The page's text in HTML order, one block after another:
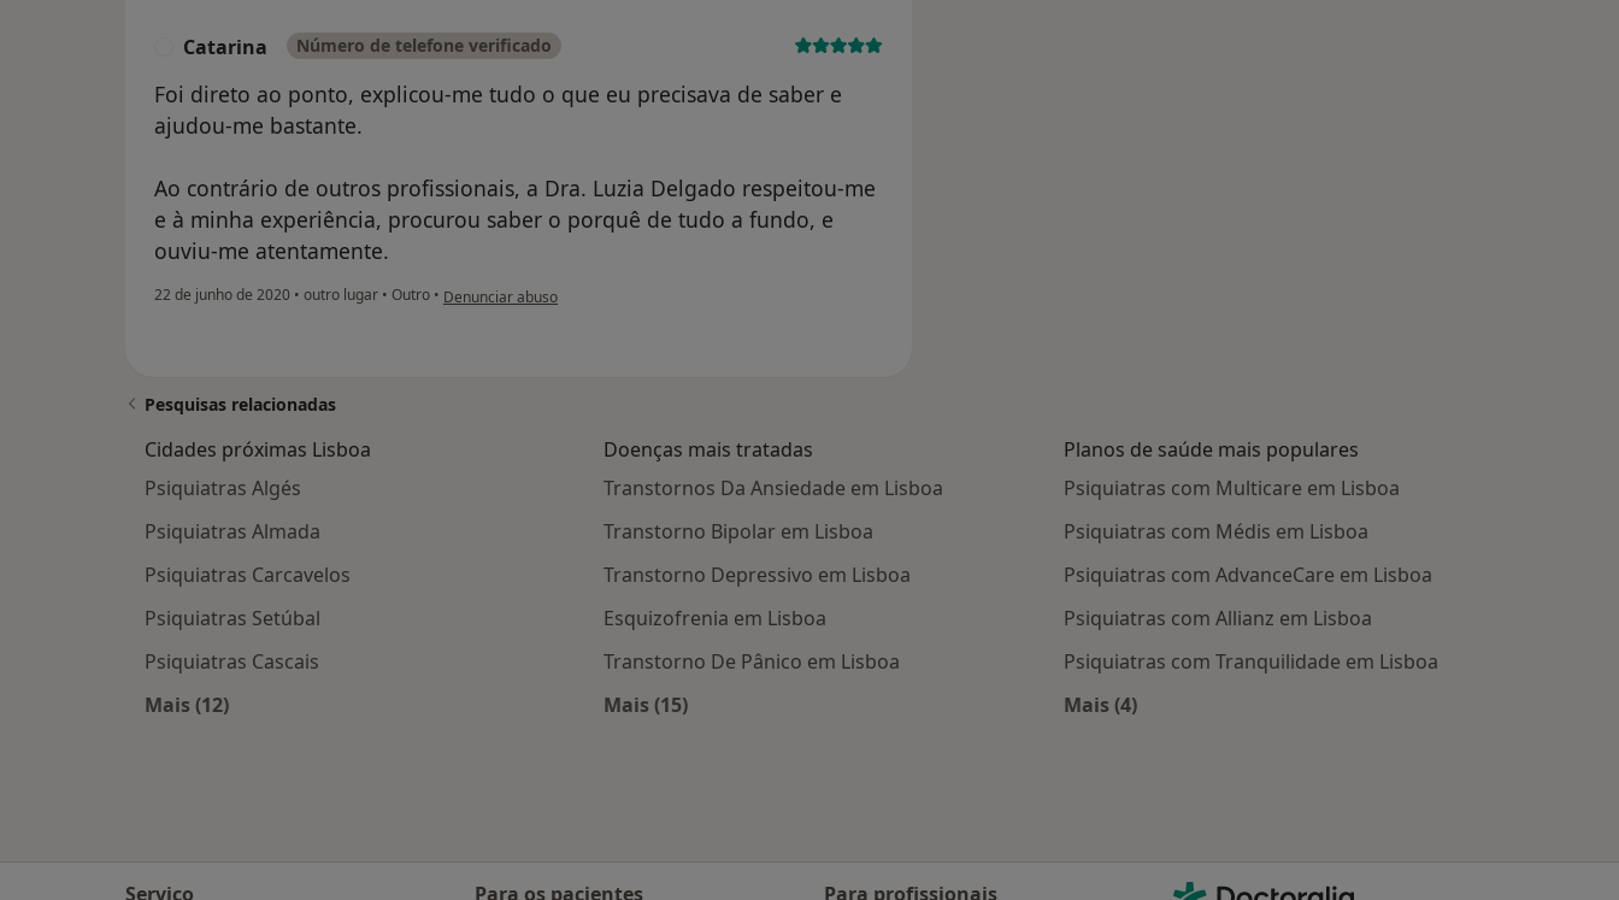
Catarina Número de telefone verificado
Foi direto ao ponto, explicou-me tudo o que eu precisava de saber e
ajudou-me bastante.
Ao contrário de outros profissionais, a Dra. Luzia Delgado respeitou-me
e à minha experiência, procurou saber o porquê de tudo a fundo, e
ouviu-me atentamente.
22 de junho de 2020 • outro lugar • Outro • na opinião do utilizador Catarina
Denunciar abuso
Pesquisas relacionadas
Cidades próximas Lisboa
Psiquiatras Algés
Psiquiatras Almada
Psiquiatras Carcavelos
Psiquiatras Setúbal
Psiquiatras Cascais
Mais (12)
Doenças mais tratadas
Transtornos Da Ansiedade em Lisboa
Transtorno Bipolar em Lisboa
Transtorno Depressivo em Lisboa
Esquizofrenia em Lisboa
Transtorno De Pânico em Lisboa
Mais (15)
Planos de saúde mais populares
Psiquiatras com Multicare em Lisboa
Psiquiatras com Médis em Lisboa
Psiquiatras com AdvanceCare em Lisboa
Psiquiatras com Allianz em Lisboa
Psiquiatras com Tranquilidade em Lisboa
Mais (4)
Serviço
Para os pacientes
Para profissionais
Doctoralia - Homepage